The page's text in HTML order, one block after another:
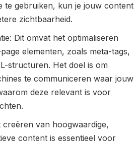
te gebruiken, kun je jouw content
zichtbaarheid.
Dit omvat het optimaliseren
elementen, zoals meta-tags,
structuren. Het doel is om
te communiceren waar jouw
deze relevant is voor
van hoogwaardige,
content is essentieel voor